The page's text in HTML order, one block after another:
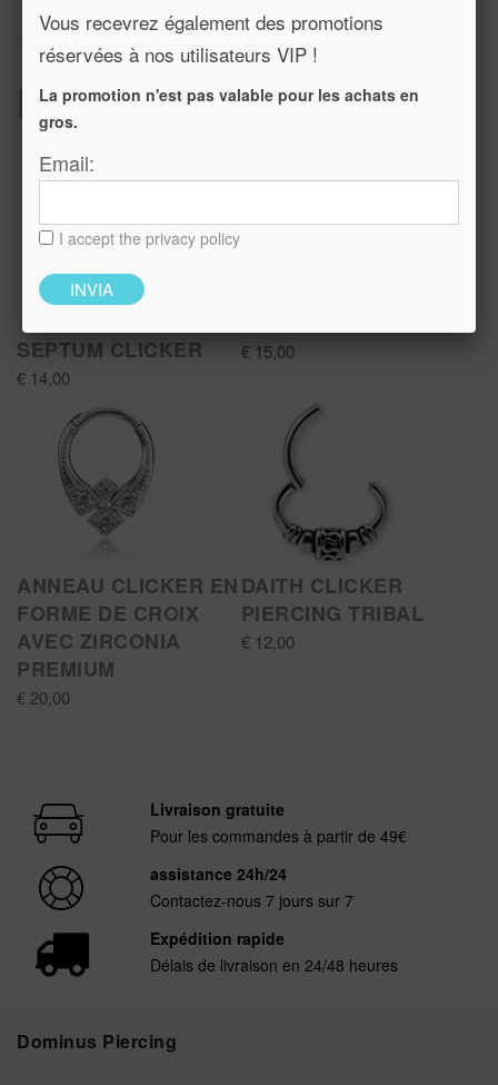
Prodotti Correlati:
SEPTUM CLICKER
€ 14,00
€ 15,00
ANNEAU CLICKER EN
FORME DE CROIX
AVEC ZIRCONIA
PREMIUM
€ 20,00
DAITH CLICKER
PIERCING TRIBAL
€ 12,00
Livraison gratuite
Pour les commandes à partir de 49€
assistance 24h/24
Contactez-nous 7 jours sur 7
Expédition rapide
Délais de livraison en 24/48 heures
Dominus Piercing
Vous recevrez également des promotions
réservées à nos utilisateurs VIP !
La promotion n'est pas valable pour les achats en
gros.
Email:
I accept the privacy policy